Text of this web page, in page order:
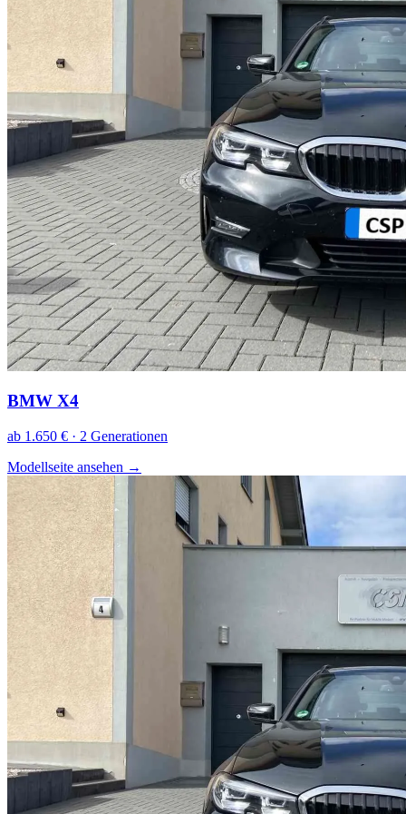
BMW X4
ab 1.650 € · 2 Generationen
Modellseite ansehen →